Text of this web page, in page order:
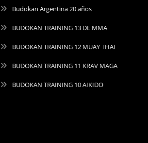
Budokan Argentina 20 años
BUDOKAN TRAINING 13 DE MMA
BUDOKAN TRAINING 12 MUAY THAI
BUDOKAN TRAINING 11 KRAV MAGA
BUDOKAN TRAINING 10 AIKIDO